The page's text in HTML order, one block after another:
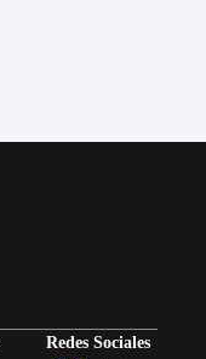
Redes Sociales